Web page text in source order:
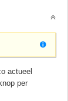
actueel
knop per